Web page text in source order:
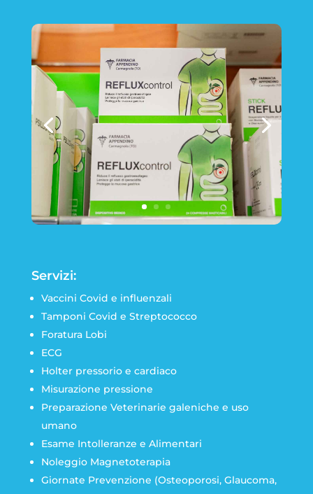
Servizi:
Vaccini Covid e influenzali
Tamponi Covid e Streptococco
Foratura Lobi
ECG
Holter pressorio e cardiaco
Misurazione pressione
Preparazione Veterinarie galeniche e uso
umano
Esame Intolleranze e Alimentari
Noleggio Magnetoterapia
Giornate Prevenzione (Osteoporosi, Glaucoma,